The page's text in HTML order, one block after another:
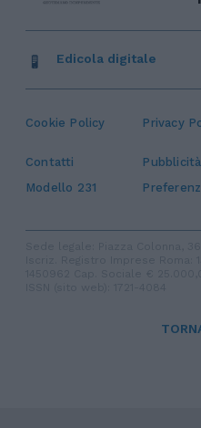
Cookie Policy Privacy
Contatti Pubblicità
Modello 231
Edicola digitale